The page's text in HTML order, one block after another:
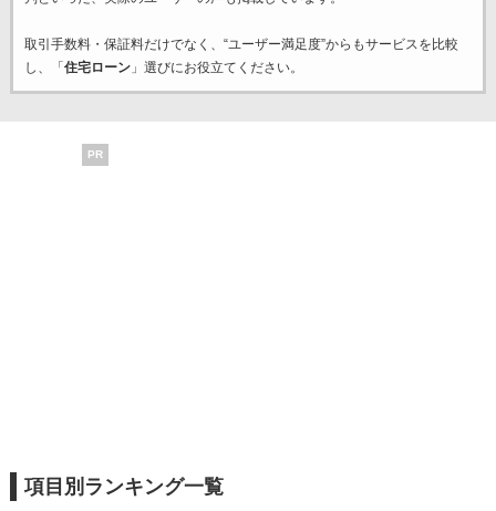
取引手数料・保証料だけでなく、“ユーザー満足度”からもサービスを比較
し、「 住宅ローン」選びにお役立てください。
PR
項目別ランキング一覧